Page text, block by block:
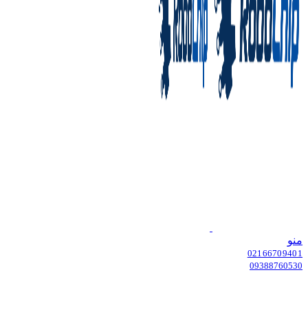
منو
02166709401
09388760530